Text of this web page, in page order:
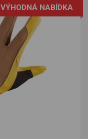
VÝHODNÁ NABÍDKA